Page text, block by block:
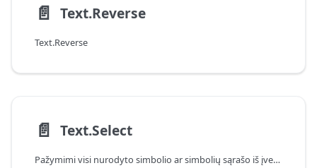
📄️ Text.Reverse
Text.Reverse
📄️ Text.Select
Pažymimi visi nurodyto simbolio ar simbolių sąrašo iš įvesties tekstinės reikšmės atvejai.